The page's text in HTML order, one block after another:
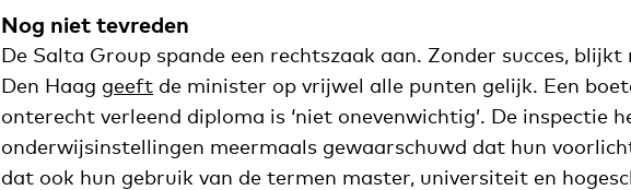
Nog niet tevreden
De Salta Group spande een rechtszaak aan. Zonder succes, blijkt
Den Haag geeft de minister op vrijwel alle punten gelijk. Een
onterecht verleend diploma is ‘niet onevenwichtig’. De inspectie
onderwijsinstellingen meermaals gewaarschuwd dat hun
dat ook hun gebruik van de termen master, universiteit en